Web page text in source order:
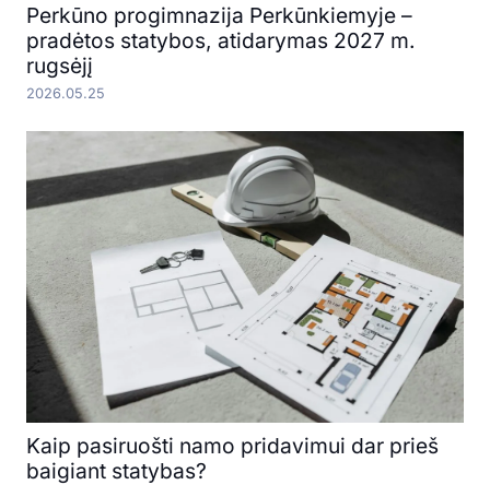
Perkūno progimnazija Perkūnkiemyje –
pradėtos statybos, atidarymas 2027 m.
rugsėjį
2026.05.25
Kaip pasiruošti namo pridavimui dar prieš
baigiant statybas?